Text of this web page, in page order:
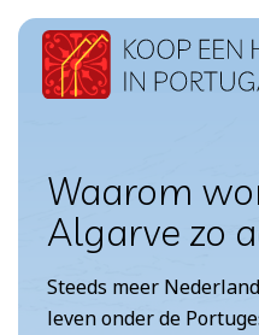
Doorgaan
naar
inhoud
Waarom
Algarve zo
Steeds meer
leven onder de